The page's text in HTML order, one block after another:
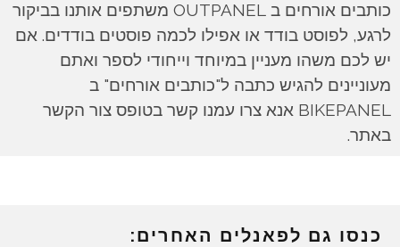
כותבים אורחים ב OUTPANEL משתפים אותנו בביקור
לרגע, לפוסט בודד או אפילו לכמה פוסטים בודדים. אם
יש לכם משהו מעניין במיוחד וייחודי לספר ואתם
מעוניינים להגיש כתבה ל"כותבים אורחים" ב
BIKEPANEL אנא צרו עמנו קשר בטופס צור הקשר
באתר.
כנסו גם לפאנלים האחרים: